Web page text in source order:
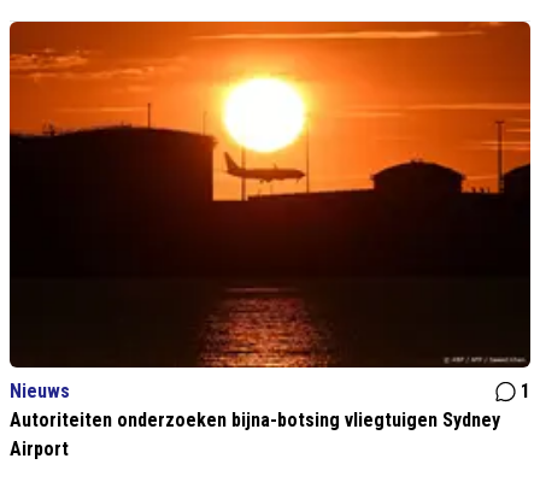
Nieuws
1
Autoriteiten onderzoeken bijna-botsing vliegtuigen Sydney
Airport